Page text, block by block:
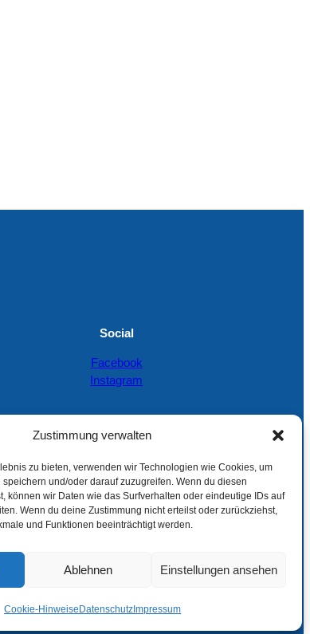
Zustimmung verwalten
zu bieten, verwenden wir Technologien wie Cookies, um
und/oder darauf zuzugreifen. Wenn du diesen
können wir Daten wie das Surfverhalten oder eindeutige IDs auf
Wenn du deine Zustimmung nicht erteilst oder zurückziehst,
und Funktionen beeinträchtigt werden.
Ablehnen Einstellungen ansehen
Cookie-Hinweise DatenschutzImpressum
Social
Facebook
Instagram